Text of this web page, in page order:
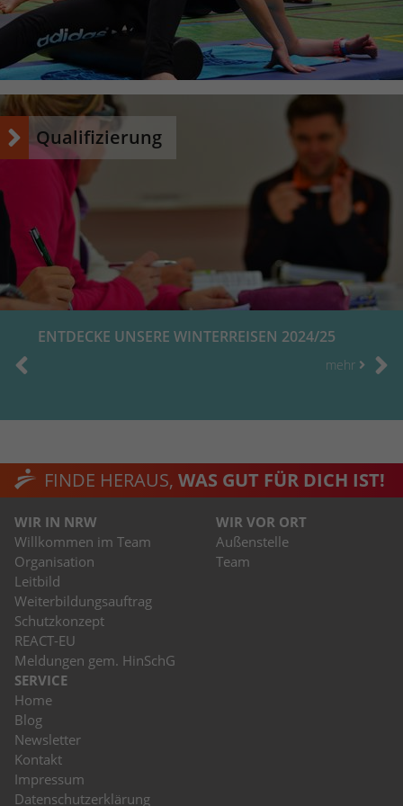
Qualifizierung
ENTDECKE UNSERE WINTERREISEN 2024/25
mehr
FINDE HERAUS, WAS GUT FÜR DICH IST!
WIR IN NRW
Willkommen im Team
Organisation
Leitbild
Weiterbildungsauftrag
Schutzkonzept
REACT-EU
Meldungen gem. HinSchG
WIR VOR ORT
Außenstelle
Team
SERVICE
Home
Blog
Newsletter
Kontakt
Impressum
Datenschutzerklärung
Name _dc_gtm_UA-53600496-1
Anbieter Google Analytics
Zweck
Dieser Cookie identifiziert die Besucher nach
Alter, Geschlecht oder Interessen und nutzt
dazu den DoubleClick des Google Tag